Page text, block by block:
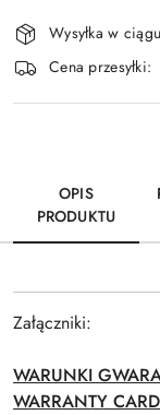
Dostępność
i
dostawa
Wysyłka w
Cena przesyłki:
OPIS
PRODUKTU
Załączniki:
WARUNKI
WARRANTY